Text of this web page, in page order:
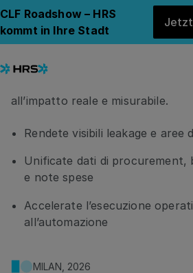
CLF Roadshow – HRS
kommt in Ihre Stadt
Come l'IA
negoziazioni in
Scoprite come evolvere dall’hotel
all’impatto reale e misurabile.
Rendete visibili leakage e aree
Unificate dati di procurement,
e note spese
Accelerate l’esecuzione
all’automazione
MILAN, 2026